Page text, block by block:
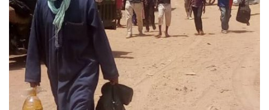
Posted by
Mamadou Togola et Modibo Cissé